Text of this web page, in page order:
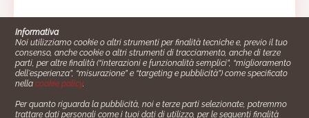
Informativa
Noi utilizziamo cookie o altri strumenti per finalità tecniche e, previo il tuo
consenso, anche cookie o altri strumenti di tracciamento, anche di terze
parti, per altre finalità (“interazioni e funzionalità semplici”, “miglioramento
dell'esperienza”, “misurazione” e “targeting e pubblicità”) come specificato
nellacookie policy.
Per quanto riguarda la pubblicità, noi e terze parti selezionate, potremmo
trattare dati personali come i tuoi dati di utilizzo, per le seguenti finalità